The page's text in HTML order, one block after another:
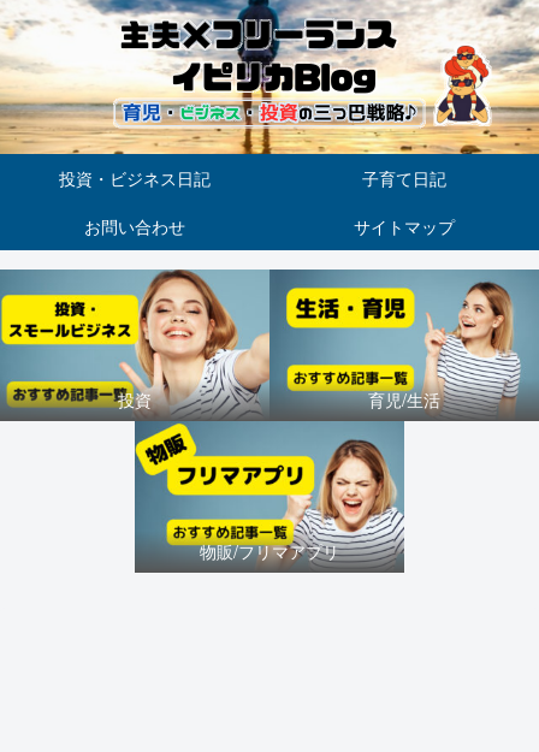
投資・ビジネス日記
子育て日記
お問い合わせ
サイトマップ
投資 育児/生活
物販/フリマアプリ